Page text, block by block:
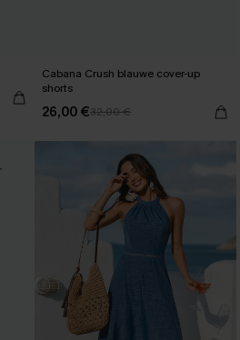
Cabana Crush blauwe cover-up
shorts
26,00 €32,00 €